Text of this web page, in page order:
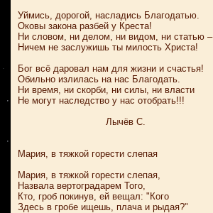
Уймись, дорогой, насладись Благодатью.
Оковы закона разбей у Креста!
Ни словом, ни делом, ни видом, ни статью –
Ничем не заслужишь ты милость Христа!
Бог всё даровал нам для жизни и счастья!
Обильно излилась на нас Благодать.
Ни время, ни скорби, ни силы, ни власти
Не могут наследство у нас отобрать!!!
Лычёв С.
Мария, в тяжкой горести слепая
Мария, в тяжкой горести слепая,
Назвала вертоградарем Того,
Кто, гроб покинув, ей вещал: "Кого
Здесь в гробе ищешь, плача и рыдая?"